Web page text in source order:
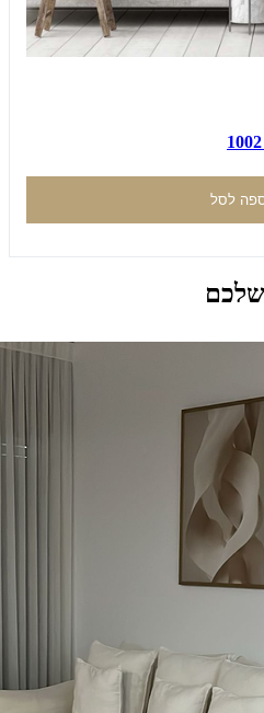
לסל
שלכם